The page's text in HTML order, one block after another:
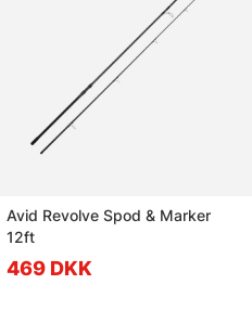
Avid Revolve Spod & Marker
12ft
469 DKK